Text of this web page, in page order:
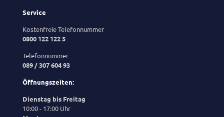
Service
Kostenfreie Telefonnummer
0800 122 122 5
Telefonnummer
089 / 307 604 93
Öffnungszeiten:
Dienstag bis Freitag
10:00 - 17:00 Uhr